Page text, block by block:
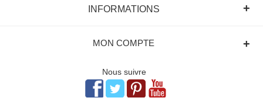
+
INFORMATIONS
+
MON COMPTE
Nous suivre